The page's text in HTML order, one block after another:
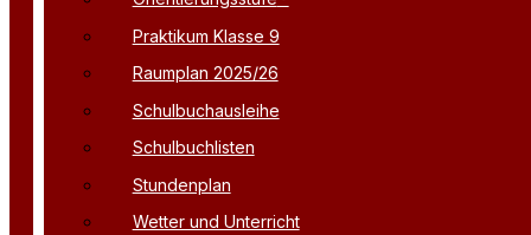
Praktikum Klasse 9
Raumplan 2025/26
Schulbuchausleihe
Schulbuchlisten
Stundenplan
Wetter und Unterricht